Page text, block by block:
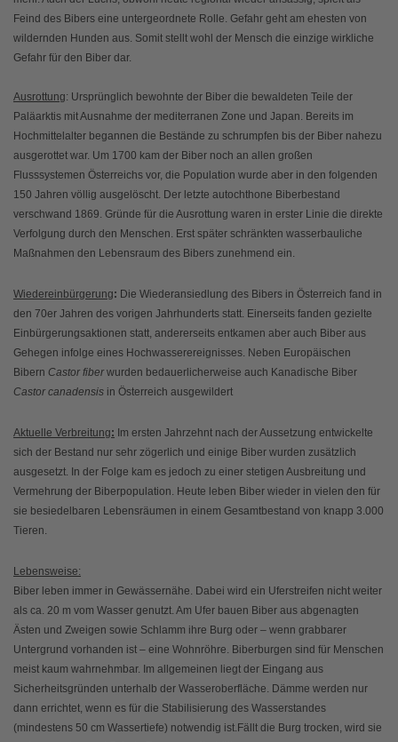
Feind des Bibers eine untergeordnete Rolle. Gefahr geht am ehesten von
wildernden Hunden aus. Somit stellt wohl der Mensch die einzige wirkliche
Gefahr für den Biber dar.
Ausrottung: Ursprünglich bewohnte der Biber die bewaldeten Teile der
Paläarktis mit Ausnahme der mediterranen Zone und Japan. Bereits im
Hochmittelalter begannen die Bestände zu schrumpfen bis der Biber nahezu
ausgerottet war. Um 1700 kam der Biber noch an allen großen
Flusssystemen Österreichs vor, die Population wurde aber in den folgenden
150 Jahren völlig ausgelöscht. Der letzte autochthone Biberbestand
verschwand 1869. Gründe für die Ausrottung waren in erster Linie die direkte
Verfolgung durch den Menschen. Erst später schränkten wasserbauliche
Maßnahmen den Lebensraum des Bibers zunehmend ein.
Wiedereinbürgerung: Die Wiederansiedlung des Bibers in Österreich fand in
den 70er Jahren des vorigen Jahrhunderts statt. Einerseits fanden gezielte
Einbürgerungsaktionen statt, andererseits entkamen aber auch Biber aus
Gehegen infolge eines Hochwasserereignisses. Neben Europäischen
Bibern Castor fiber wurden bedauerlicherweise auch Kanadische Biber
Castor canadensis in Österreich ausgewildert
Aktuelle Verbreitung: Im ersten Jahrzehnt nach der Aussetzung entwickelte
sich der Bestand nur sehr zögerlich und einige Biber wurden zusätzlich
ausgesetzt. In der Folge kam es jedoch zu einer stetigen Ausbreitung und
Vermehrung der Biberpopulation. Heute leben Biber wieder in vielen den für
sie besiedelbaren Lebensräumen in einem Gesamtbestand von knapp 3.000
Tieren.
Lebensweise:
Biber leben immer in Gewässernähe. Dabei wird ein Uferstreifen nicht weiter
als ca. 20 m vom Wasser genutzt. Am Ufer bauen Biber aus abgenagten
Ästen und Zweigen sowie Schlamm ihre Burg oder – wenn grabbarer
Untergrund vorhanden ist – eine Wohnröhre. Biberburgen sind für Menschen
meist kaum wahrnehmbar. Im allgemeinen liegt der Eingang aus
Sicherheitsgründen unterhalb der Wasseroberfläche. Dämme werden nur
dann errichtet, wenn es für die Stabilisierung des Wasserstandes
(mindestens 50 cm Wassertiefe) notwendig ist.Fällt die Burg trocken, wird sie